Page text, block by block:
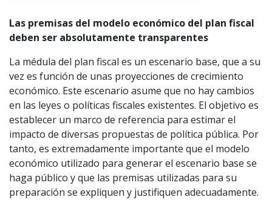
Las premisas del modelo económico del plan fiscal
deben ser absolutamente transparentes
La médula del plan fiscal es un escenario base, que a su
vez es función de unas proyecciones de crecimiento
económico. Este escenario asume que no hay cambios
en las leyes o políticas fiscales existentes. El objetivo es
establecer un marco de referencia para estimar el
impacto de diversas propuestas de política pública. Por
tanto, es extremadamente importante que el modelo
económico utilizado para generar el escenario base se
haga público y que las premisas utilizadas para su
preparación se expliquen y justifiquen adecuadamente.